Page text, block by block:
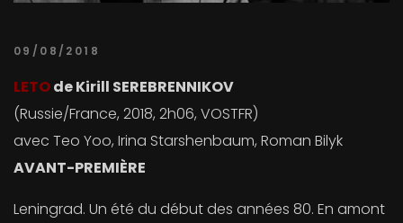
09/08/2018
LETOde Kirill SEREBRENNIKOV
(Russie/France, 2018, 2h06, VOSTFR)
avec Teo Yoo, Irina Starshenbaum, Roman Bilyk
AVANT-PREMIÈRE
Leningrad. Un été du début des années 80. En amont